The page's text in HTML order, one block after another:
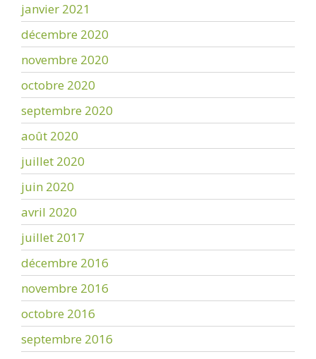
janvier 2021
décembre 2020
novembre 2020
octobre 2020
septembre 2020
août 2020
juillet 2020
juin 2020
avril 2020
juillet 2017
décembre 2016
novembre 2016
octobre 2016
septembre 2016